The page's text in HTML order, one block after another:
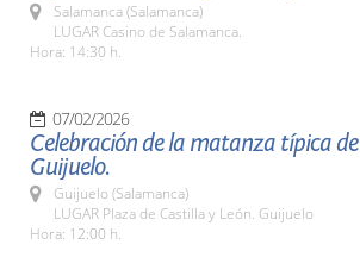
Salamanca (Salamanca)
LUGAR Casino de Salamanca.
Hora: 14:30 h.
07/02/2026
Celebración de la matanza típica de
Guijuelo.
Guijuelo (Salamanca)
LUGAR Plaza de Castilla y León. Guijuelo
Hora: 12:00 h.